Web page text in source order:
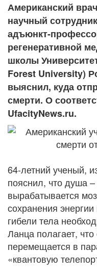
Американский
научный
адъюнкт-
регенеративной
школы
Forest University)
выяснил, куда
смерти. О
UfacityNews.ru.
64-летний ученый,
пояснил, что душа –
вырабатывается
сохранения
гибели тела
Ланца полагает,
перемещается в
«квантовую